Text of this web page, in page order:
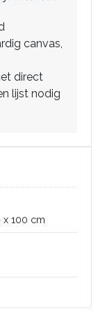
canvas,
direct
lijst nodig
100 cm